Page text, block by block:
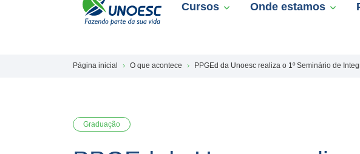
Cursos Onde estamos
Página inicial O que acontece PPGEd da Unoesc realiza o 1º Seminário de
Graduação